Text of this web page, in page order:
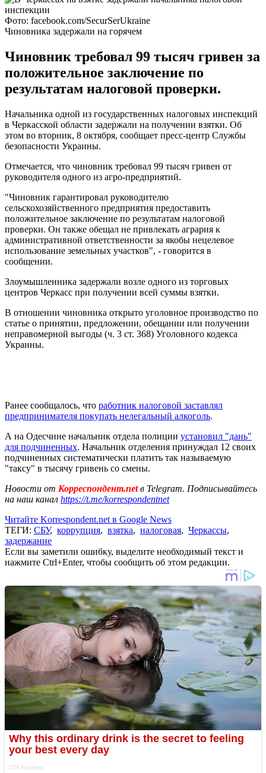
Фото: facebook.com/SecurSerUkraine
Чиновника задержали на горячем
Чиновник требовал 99 тысяч гривен за
положительное заключение по
результатам налоговой проверки.
Начальника одной из государственных налоговых инспекций
в Черкасской области задержали на получении взятки. Об
этом во вторник, 8 октября, сообщает пресс-центр Службы
безопасности Украины.
Отмечается, что чиновник требовал 99 тысяч гривен от
руководителя одного из агро-предприятий.
"Чиновник гарантировал руководителю
сельскохозяйственного предприятия предоставить
положительное заключение по результатам налоговой
проверки. Он также обещал не привлекать агрария к
административной ответственности за якобы нецелевое
использование земельных участков", - говорится в
сообщении.
Злоумышленника задержали возле одного из торговых
центров Черкасс при получении всей суммы взятки.
В отношении чиновника открыто уголовное производство по
статье о принятии, предложении, обещании или получении
неправомерной выгоды (ч. 3 ст. 368) Уголовного кодекса
Украины.
Ранее сообщалось, что работник налоговой заставлял
предпринимателя покупать нелегальный алкоголь.
А на Одесчине начальник отдела полиции установил "дань"
для подчиненных. Начальник отделения принуждал 12 своих
подчиненных систематически платить так называемую
"таксу" в тысячу гривень со смены.
Новости от Корреспондент.netв Telegram. Подписывайтесь
на наш канал https://t.me/korrespondentnet
Читайте Korrespondent.net в Google News
ТЕГИ: СБУ, коррупция, взятка, налоговая, Черкассы,
задержание
Если вы заметили ошибку, выделите необходимый текст и
нажмите Ctrl+Enter, чтобы сообщить об этом редакции.